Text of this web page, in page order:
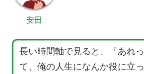
安田
長い時間軸で見ると、「あれっ
て、俺の人生になんか役に立っ